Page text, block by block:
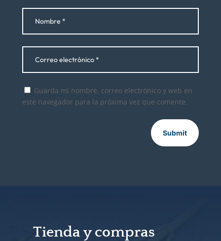
Guarda mi nombre, correo electrónico y web en
este navegador para la próxima vez que comente.
Submit
Tienda y compras